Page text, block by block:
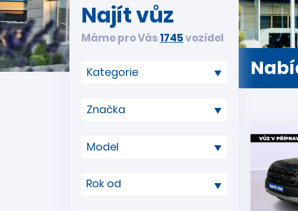
Najít vůz
Máme pro Vás 1745vozidel
Rok od